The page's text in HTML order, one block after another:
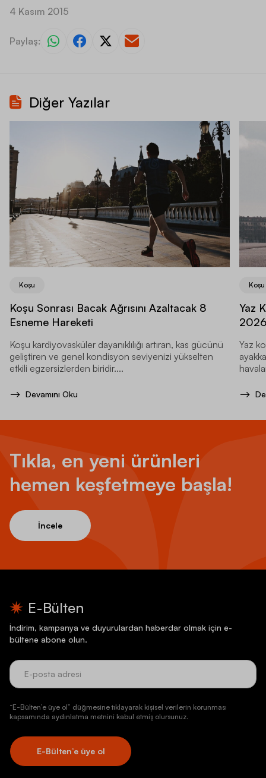
4 Kasım 2015
Paylaş:
Diğer Yazılar
Koşu
Koşu Sonrası Bacak Ağrısını Azaltacak 8
Esneme Hareketi
Koşu kardiyovasküler dayanıklılığı artıran, kas gücünü
geliştiren ve genel kondisyon seviyenizi yükselten
etkili egzersizlerden biridir....
Devamını Oku
Koşu
Yaz
2026
Yaz
Tıkla, en yeni ürünleri
hemen keşfetmeye başla!
İncele
E-Bülten
İndirim, kampanya ve duyurulardan haberdar olmak için e-
bültene abone olun.
“E-Bülten’e üye ol” düğmesine tıklayarak kişisel verilerin korunması
kapsamında aydınlatma metnini kabul etmiş olursunuz.
E-Bülten’e üye ol